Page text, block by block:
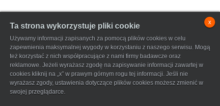
Ta strona wykorzystuje pliki cookie
Używamy informacji zapisanych za pomocą plików cookies w celu
zapewnienia maksymalnej wygody w korzystaniu z naszego serwisu. Mogą
też korzystać z nich współpracujące z nami firmy badawcze oraz
reklamowe. Jeżeli wyrażasz zgodę na zapisywanie informacji zawartej w
cookies kliknij na „x” w prawym górnym rogu tej informacji. Jeśli nie
wyrażasz zgody, ustawienia dotyczące plików cookies możesz zmienić w
swojej przeglądarce.
x